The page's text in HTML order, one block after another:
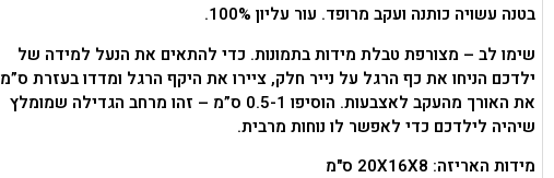
בטנה עשויה כותנה ועקב מרופד. עור עליון 100%.
שימו לב – מצורפת טבלת מידות בתמונות. כדי להתאים את הנעל למידה של
ילדכם הניחו את כף הרגל על נייר חלק, ציירו את היקף הרגל ומדדו בעזרת ס”מ
את האורך מהעקב לאצבעות. הוסיפו 0.5-1 ס”מ – זהו מרחב הגדילה שמומלץ
שיהיה לילדכם כדי לאפשר לו נוחות מרבית.
מידות האריזה: 20X16X8 ס"מ